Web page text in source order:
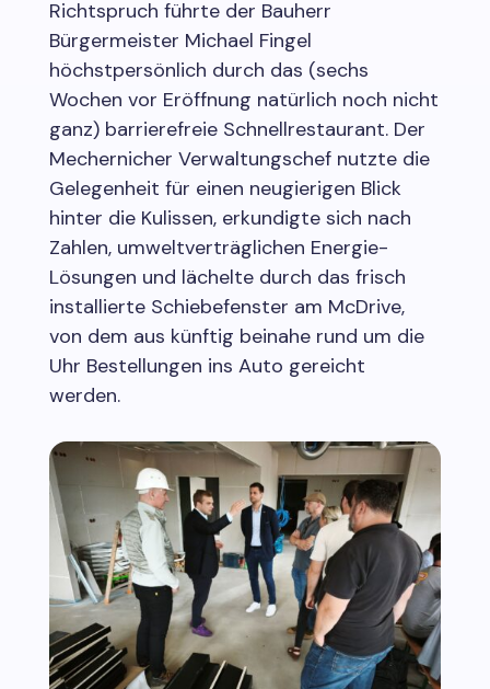
Richtspruch führte der Bauherr
Bürgermeister Michael Fingel
höchstpersönlich durch das (sechs
Wochen vor Eröffnung natürlich noch nicht
ganz) barrierefreie Schnellrestaurant. Der
Mechernicher Verwaltungschef nutzte die
Gelegenheit für einen neugierigen Blick
hinter die Kulissen, erkundigte sich nach
Zahlen, umweltverträglichen Energie-
Lösungen und lächelte durch das frisch
installierte Schiebefenster am McDrive,
von dem aus künftig beinahe rund um die
Uhr Bestellungen ins Auto gereicht
werden.